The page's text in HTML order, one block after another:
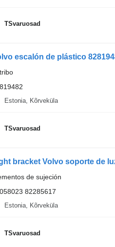
TSvaruosad
escalón de plástico
Estonia, Kõrveküla
TSvaruosad
bracket Volvo soporte de
de sujeción
82285617
Estonia, Kõrveküla
TSvaruosad